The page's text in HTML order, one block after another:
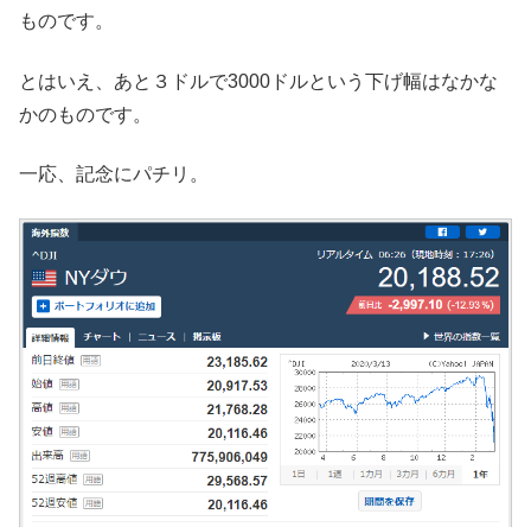
ものです。
とはいえ、あと３ドルで3000ドルという下げ幅はなかな
かのものです。
一応、記念にパチリ。